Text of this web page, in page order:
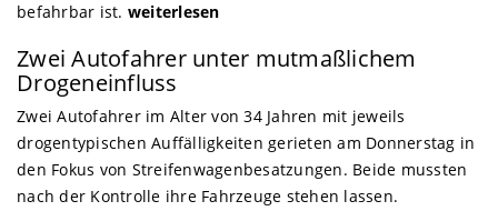
befahrbar ist. weiterlesen
Zwei Autofahrer unter mutmaßlichem
Drogeneinfluss
Zwei Autofahrer im Alter von 34 Jahren mit jeweils
drogentypischen Auffälligkeiten gerieten am Donnerstag in
den Fokus von Streifenwagenbesatzungen. Beide mussten
nach der Kontrolle ihre Fahrzeuge stehen lassen.